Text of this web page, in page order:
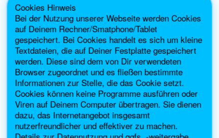
Cookies Hinweis
Bei der Nutzung unserer Webseite werden Cookies
auf Deinem Rechner/Smatphone/Tablet
gespeichert. Bei Cookies handelt es sich um kleine
Textdateien, die auf Deiner Festplatte gespeichert
werden. Diese sind dem von Dir verwendeten
Browser zugeordnet und es fließen bestimmte
Informationen zur Stelle, die das Cookie setzt.
Cookies können keine Programme ausführen oder
Viren auf Deinem Computer übertragen. Sie dienen
dazu, das Internetangebot insgesamt
nutzerfreundlicher und effektiver zu machen.
TIPS FOR THE EVERYDAY LIFE
What about filter systems, limescale deposits and
my money?